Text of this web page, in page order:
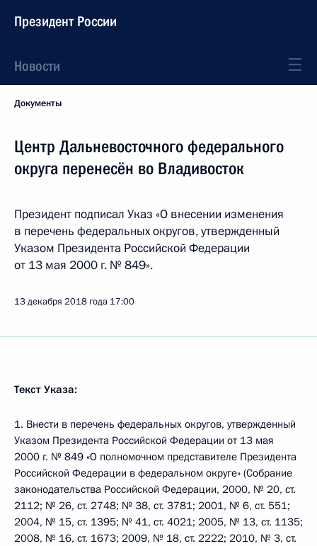
Президент России
Новости
Документы
Центр Дальневосточного федерального
округа перенесён во Владивосток
Президент подписал Указ «О внесении изменения
в перечень федеральных округов, утвержденный
Указом Президента Российской Федерации
от 13 мая 2000 г. № 849».
13 декабря 2018 года 17:00
Текст Указа:
1. Внести в перечень федеральных округов, утвержденный
Указом Президента Российской Федерации от 13 мая
2000 г. № 849 «О полномочном представителе Президента
Российской Федерации в федеральном округе» (Собрание
законодательства Российской Федерации, 2000, № 20, ст.
2112; № 26, ст. 2748; № 38, ст. 3781; 2001, № 6, ст. 551;
2004, № 15, ст. 1395; № 41, ст. 4021; 2005, № 13, ст. 1135;
2008, № 16, ст. 1673; 2009, № 18, ст. 2222; 2010, № 3, ст.